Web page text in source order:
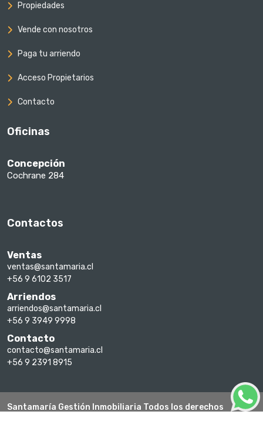
Propiedades
Vende con nosotros
Paga tu arriendo
Acceso Propietarios
Contacto
Oficinas
Concepción
Cochrane 284
Contactos
Ventas
ventas@santamaria.cl
+56 9 6102 3517
Arriendos
arriendos@santamaria.cl
+56 9 3949 9998
Contacto
contacto@santamaria.cl
+56 9 2391 8915
Santamaría Gestión Inmobiliaria Todos los derechos